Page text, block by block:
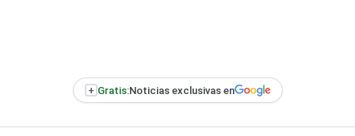
+ Gratis:Noticias exclusivas en